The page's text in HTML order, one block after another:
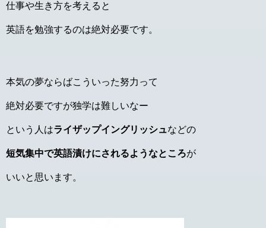
仕事や生き方を考えると
英語を勉強するのは絶対必要です。
本気の夢ならばこういった努力って
絶対必要ですが独学は難しいなー
という人はライザップイングリッシュなどの
短気集中で英語漬けにされるようなところが
いいと思います。